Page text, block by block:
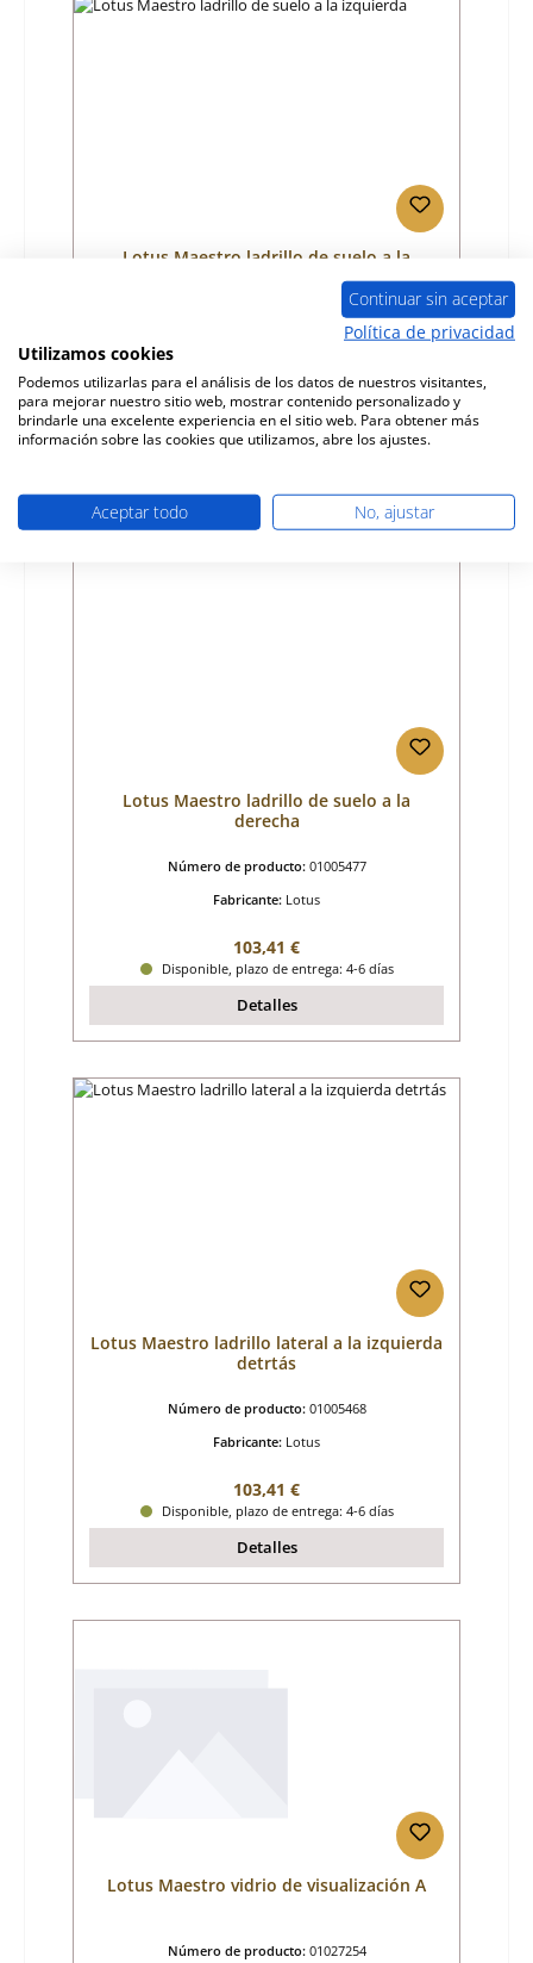
Lotus Maestro ladrillo de suelo a la
01005476
Precio normal:
103,41 €
Disponible, plazo de entrega: 4-6 días
Lotus Maestro ladrillo de suelo a la
derecha
Número de producto: 01005477
Fabricante: Lotus
Precio normal:
103,41 €
Disponible, plazo de entrega: 4-6 días
Detalles
Lotus Maestro ladrillo lateral a la izquierda
detrtás
Número de producto: 01005468
Fabricante: Lotus
Precio normal:
103,41 €
Disponible, plazo de entrega: 4-6 días
Detalles
Lotus Maestro vidrio de visualización A
Número de producto: 01027254
Continuar sin aceptar
Política de privacidad
Utilizamos cookies
Podemos utilizarlas para el análisis de los datos de nuestros visitantes,
para mejorar nuestro sitio web, mostrar contenido personalizado y
brindarle una excelente experiencia en el sitio web. Para obtener más
información sobre las cookies que utilizamos, abre los ajustes.
Aceptar todo No, ajustar